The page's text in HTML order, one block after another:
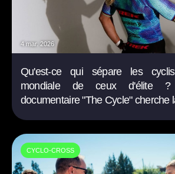
4 mar. 2026
Qu'est-ce qui sépare les
mondiale de ceux d'élite
documentaire "The Cycle" cherche
CYCLO-CROSS